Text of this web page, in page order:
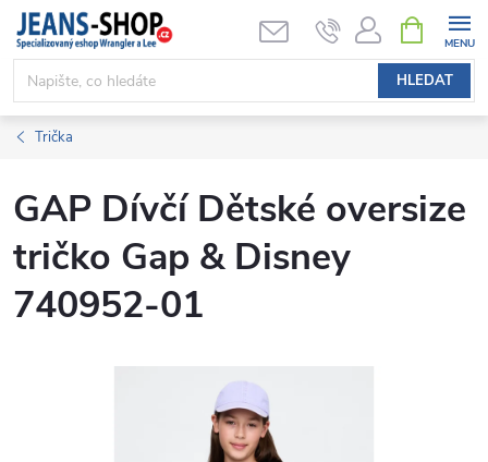
Přejít
obsah
HLEDAT
NÁKUPNÍ
KOŠÍK
Trička
GAP Dívčí Dětské oversize
tričko Gap & Disney
740952-01